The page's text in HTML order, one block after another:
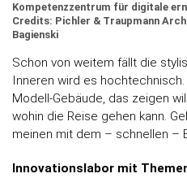
Kompetenzzentrum für digitale
Credits: Pichler & Traupmann
Bagienski
Schon von weitem fällt die
Inneren wird es
Modell-Gebäude, das zeigen
wohin die Reise gehen kann.
meinen mit dem – schnellen –
Innovationslabor mit